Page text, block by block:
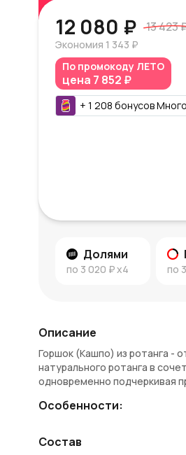
12 080 ₽ 13 423
Экономия 1 343 ₽
По промокоду ЛЕТО
цена 7 852 ₽
+ 1 208 бонусов
Долями
по 3 020 ₽x4 по
Описание
Горшок (Кашпо) из ротанга -
натурального ротанга в
одновременно подчеркивая
Особенности:
Высота: 33 см
Состав